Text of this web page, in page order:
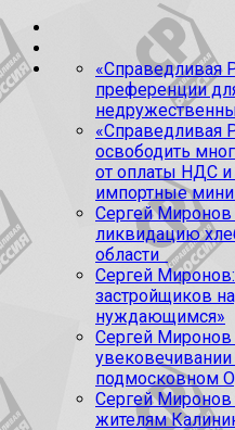
«Справедливая
преференции
«Справедливая
освободить
от оплаты НДС
импортные
Сергей Миронов
ликвидацию
области
Сергей
застройщиков
нуждающимся»
Сергей Миронов
подмосковном
Сергей
жителям